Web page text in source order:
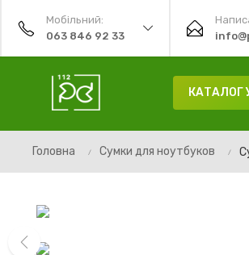
Мобільний:
063 846 92 33
КАТАЛОГ
Головна Сумки для ноутбуков